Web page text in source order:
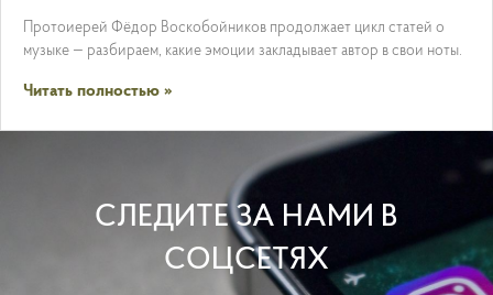
Протоиерей Фёдор Воскобойников продолжает цикл статей о
музыке — разбираем, какие эмоции закладывает автор в свои ноты.
Читать полностью »
СЛЕДИТЕ ЗА НАМИ В
СОЦСЕТЯХ